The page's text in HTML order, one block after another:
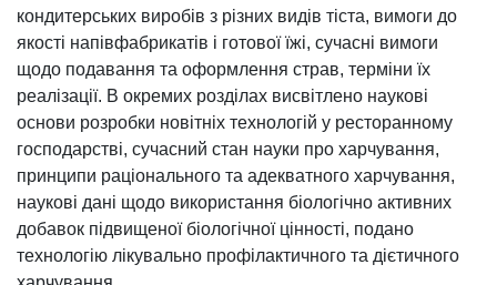
кондитерських виробів з різних видів тіста, вимоги до
якості напівфабрикатів і готової їжі, сучасні вимоги
щодо подавання та оформлення страв, терміни їх
реалізації. В окремих розділах висвітлено наукові
основи розробки новітніх технологій у ресторанному
господарстві, сучасний стан науки про харчування,
принципи раціонального та адекватного харчування,
наукові дані щодо використання біологічно активних
добавок підвищеної біологічної цінності, подано
технологію лікувально профілактичного та дієтичного